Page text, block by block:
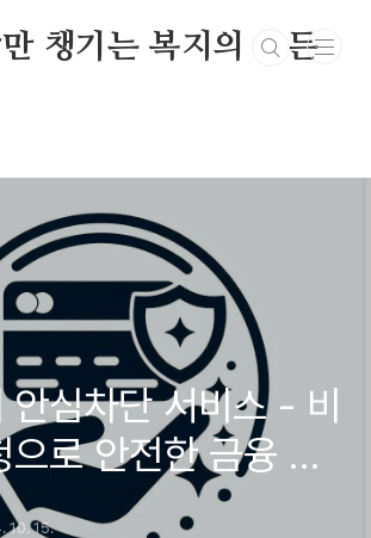
챙기는 복지의 모든
안심차단 서비스 - 비
으로 안전한 금융 생
기
10. 15.